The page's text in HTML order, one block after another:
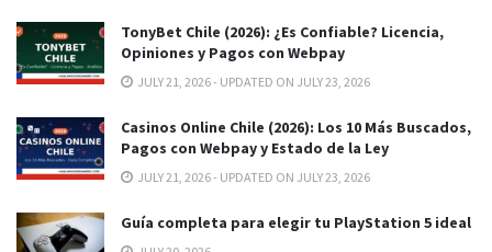
TonyBet Chile (2026): ¿Es Confiable? Licencia,
Opiniones y Pagos con Webpay
JULY 21, 2026 - UPDATED ON JULY 23, 2026
Casinos Online Chile (2026): Los 10 Más Buscados,
Pagos con Webpay y Estado de la Ley
JULY 21, 2026 - UPDATED ON JULY 23, 2026
Guía completa para elegir tu PlayStation 5 ideal